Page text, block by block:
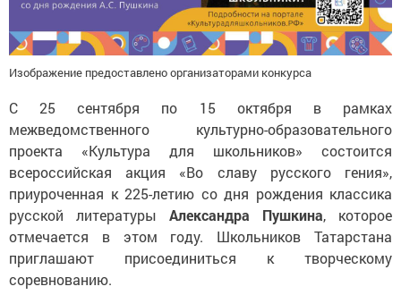
Изображение предоставлено организаторами конкурса
С 25 сентября по 15 октября в рамках
межведомственного культурно-образовательного
проекта «Культура для школьников» состоится
всероссийская акция «Во славу русского гения»,
приуроченная к 225-летию со дня рождения классика
русской литературы Александра Пушкина, которое
отмечается в этом году. Школьников Татарстана
приглашают присоединиться к творческому
соревнованию.